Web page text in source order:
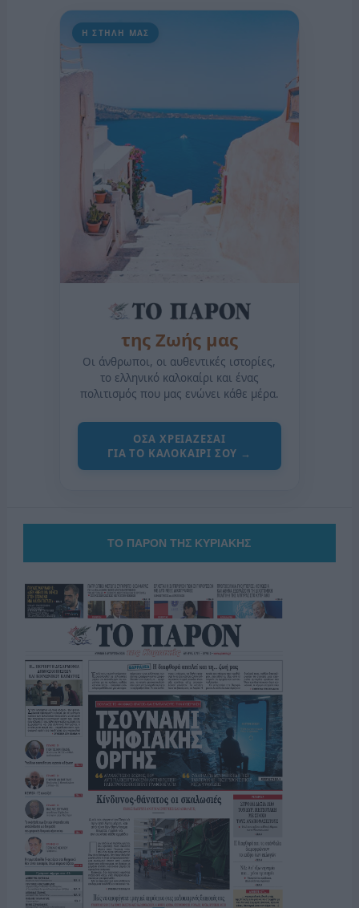
Η ΣΤΗΛΗ ΜΑΣ
της Ζωής μας
Οι άνθρωποι, οι αυθεντικές ιστορίες,
το ελληνικό καλοκαίρι και ένας
πολιτισμός που μας ενώνει κάθε μέρα.
ΟΣΑ ΧΡΕΙΑΖΕΣΑΙ
ΓΙΑ ΤΟ ΚΑΛΟΚΑΙΡΙ ΣΟΥ →
ΤΟ ΠΑΡΟΝ ΤΗΣ ΚΥΡΙΑΚΗΣ